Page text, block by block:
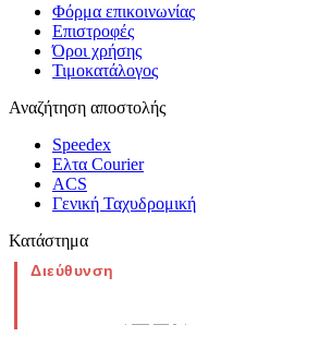
Φόρμα επικοινωνίας
Επιστροφές
Όροι χρήσης
Τιμοκατάλογος
Αναζήτηση αποστολής
Speedex
Ελτα Courier
ACS
Γενική Ταχυδρομική
Κατάστημα
Διεύθυνση